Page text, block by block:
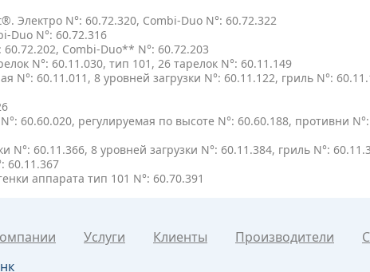
N°: 60.72.320, Combi-Duo N°: 60.72.322
Duo N°: 60.72.316
Combi-Duo** N°: 60.72.203
N°: 60.11.030, тип 101, 26 тарелок N°: 60.11.149
60.11.011, 8 уровней загрузки N°: 60.11.122, гриль N°:
60.60.020, регулируемая по высоте N°: 60.60.188, противни N°:
60.11.366, 8 уровней загрузки N°: 60.11.384, гриль N°:
60.11.367
аппарата тип 101 N°: 60.70.391
Услуги Клиенты Производители